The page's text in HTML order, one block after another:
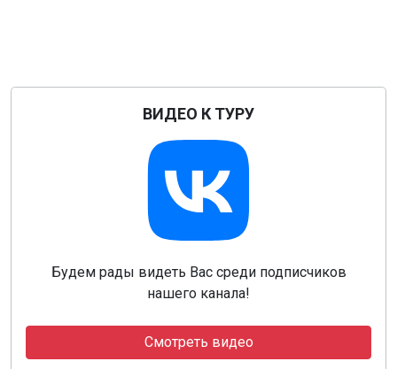
ВИДЕО К ТУРУ
Будем рады видеть Вас среди подписчиков
нашего канала!
Смотреть видео